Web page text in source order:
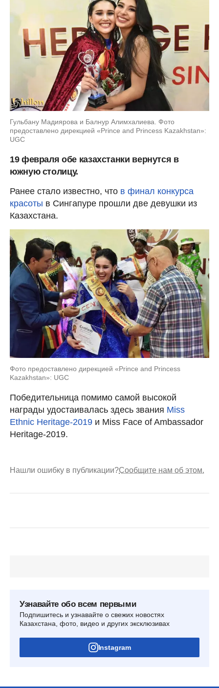
Гульбану Мадиярова и Балнур Алимхалиева. Фото
предоставлено дирекцией «Prince and Princess Kazakhstan»:
UGC
19 февраля обе казахстанки вернутся в
южную столицу.
Ранее стало известно, что в финал конкурса
красоты в Сингапуре прошли две девушки из
Казахстана.
Фото предоставлено дирекцией «Prince and Princess
Kazakhstan»: UGC
Победительница помимо самой высокой
награды удостаивалась здесь звания Miss
Ethnic Heritage-2019 и Miss Face of Ambassador
Heritage-2019.
Нашли ошибку в публикации?Сообщите нам об этом.
Узнавайте обо всем первыми
Подпишитесь и узнавайте о свежих новостях
Казахстана, фото, видео и других эксклюзивах
Instagram